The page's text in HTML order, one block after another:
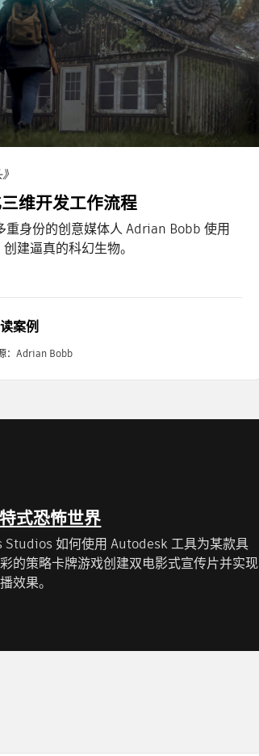
维开发工作流程
重身份的创意媒体人 Adrian Bobb 使用
建逼真的科幻生物。
案例
：Adrian Bobb
式恐怖世界
Studios 如何使用 Autodesk 工具为某款具
的策略卡牌游戏创建双电影式宣传片并实现
效果。